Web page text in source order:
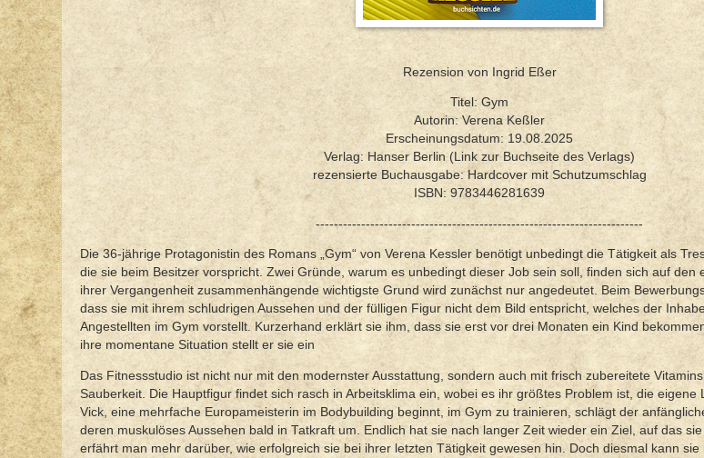
Rezension von Ingrid Eßer
Titel: Gym
Autorin: Verena Keßler
Erscheinungsdatum: 19.08.2025
Verlag: Hanser Berlin (Link zur Buchseite des Verlags)
rezensierte Buchausgabe: Hardcover mit Schutzumschlag
ISBN: 9783446281639
------------------------------------------------------------------------
Die 36-jährige Protagonistin des Romans „Gym“ von Verena Kessler benötigt unbedingt die Tätigkeit als
die sie beim Besitzer vorspricht. Zwei Gründe, warum es unbedingt dieser Job sein soll, finden sich auf den
ihrer Vergangenheit zusammenhängende wichtigste Grund wird zunächst nur angedeutet. Beim
dass sie mit ihrem schludrigen Aussehen und der fülligen Figur nicht dem Bild entspricht, welches der
Angestellten im Gym vorstellt. Kurzerhand erklärt sie ihm, dass sie erst vor drei Monaten ein Kind
ihre momentane Situation stellt er sie ein
Das Fitnessstudio ist nicht nur mit den modernster Ausstattung, sondern auch mit frisch zubereitete
Sauberkeit. Die Hauptfigur findet sich rasch in Arbeitsklima ein, wobei es ihr größtes Problem ist, die eigene
Vick, eine mehrfache Europameisterin im Bodybuilding beginnt, im Gym zu trainieren, schlägt der
deren muskulöses Aussehen bald in Tatkraft um. Endlich hat sie nach langer Zeit wieder ein Ziel, auf das
erfährt man mehr darüber, wie erfolgreich sie bei ihrer letzten Tätigkeit gewesen hin. Doch diesmal kann